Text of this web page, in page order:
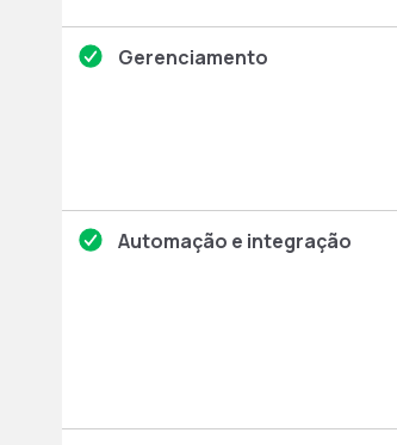
Gerenciamento
Automação e integração